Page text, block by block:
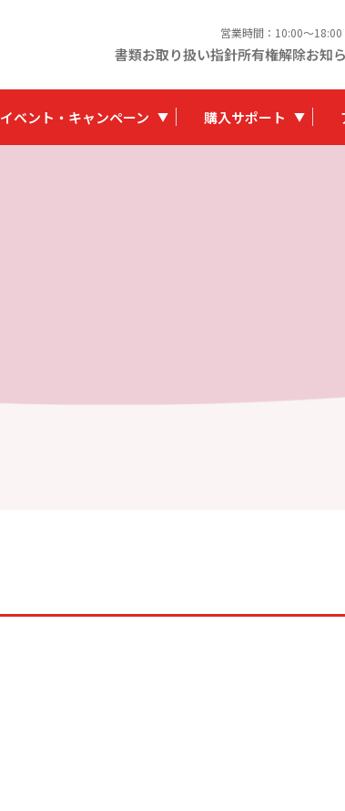
営業時間：10:00〜
書類お取り扱い指針所有権解除お知
イベント・キャンペーン 購入サポート